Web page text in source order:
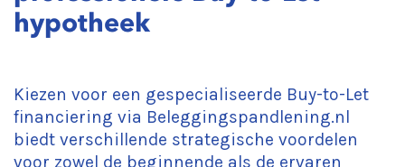
hypotheek
Kiezen voor een gespecialiseerde Buy-to-Let
financiering via Beleggingspandlening.nl
biedt verschillende strategische voordelen
voor zowel de beginnende als de ervaren